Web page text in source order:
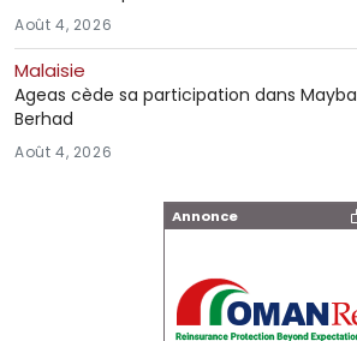
Annonce
Août 4, 2026
Malaisie
Ageas cède sa participation dans
Berhad
Août 4, 2026